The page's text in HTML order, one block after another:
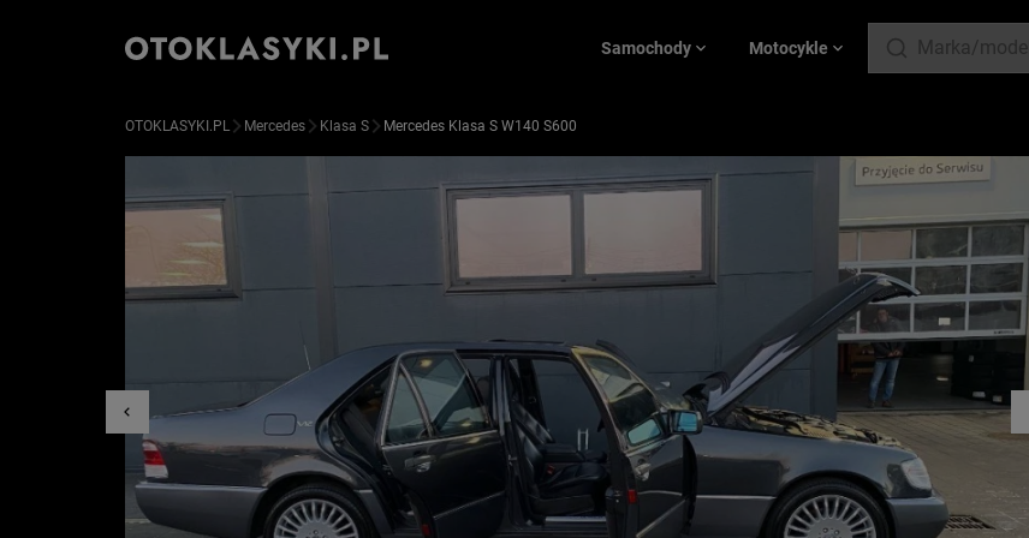
Samochody Motocykle
OTOKLASYKI.PL Mercedes Klasa S Mercedes Klasa S W140 S600